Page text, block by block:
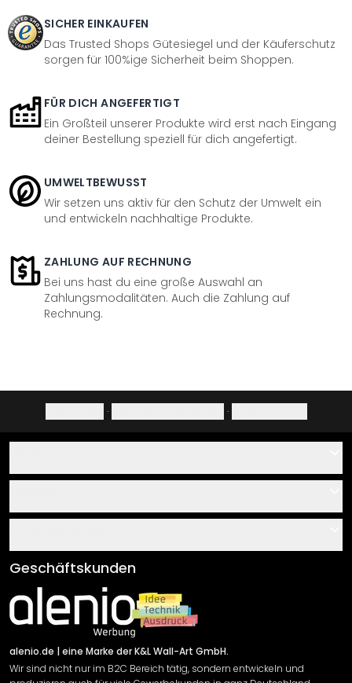
SICHER EINKAUFEN
Das Trusted Shops Gütesiegel und der Käuferschutz
sorgen für 100%ige Sicherheit beim Shoppen.
FÜR DICH ANGEFERTIGT
Ein Großteil unserer Produkte wird erst nach Eingang
deiner Bestellung speziell für dich angefertigt.
UMWELTBEWUSST
Wir setzen uns aktiv für den Schutz der Umwelt ein
und entwickeln nachhaltige Produkte.
ZAHLUNG AUF RECHNUNG
Bei uns hast du eine große Auswahl an
Zahlungsmodalitäten. Auch die Zahlung auf
Rechnung.
· ·
Über uns
Klebe- und Montageanleitungen
Newsletter An-/Abmeldung
Sendungsverfolgung
AGB
Impressum
Versand & Zahlung
Rücksendung
Widerrufsrecht
Geschäftskunden
alenio.de | eine Marke der K&L Wall-Art GmbH.
Wir sind nicht nur im B2C Bereich tätig, sondern entwickeln und